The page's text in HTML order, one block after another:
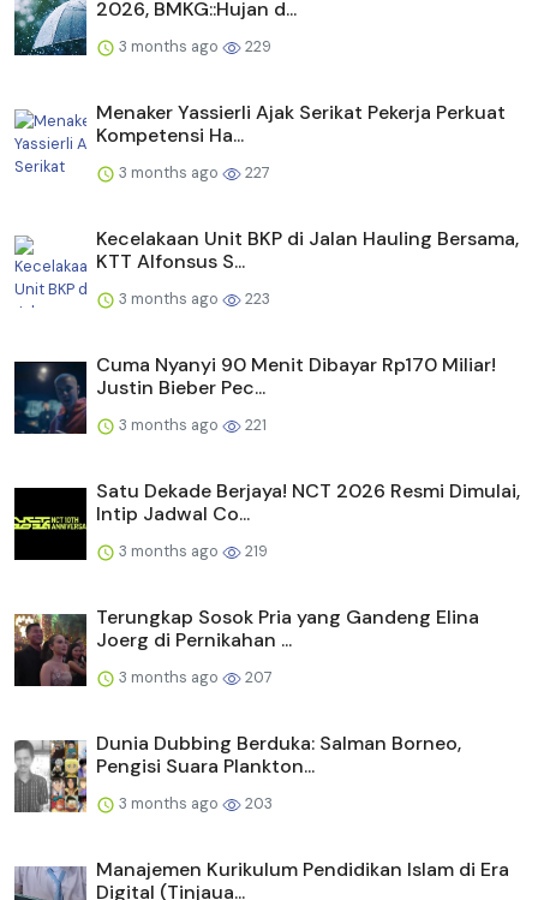
2026, BMKG::Hujan d...
3 months ago 229
Menaker Yassierli Ajak Serikat Pekerja Perkuat
Kompetensi Ha...
3 months ago 227
Kecelakaan Unit BKP di Jalan Hauling Bersama,
KTT Alfonsus S...
3 months ago 223
Cuma Nyanyi 90 Menit Dibayar Rp170 Miliar!
Justin Bieber Pec...
3 months ago 221
Satu Dekade Berjaya! NCT 2026 Resmi Dimulai,
Intip Jadwal Co...
3 months ago 219
Terungkap Sosok Pria yang Gandeng Elina
Joerg di Pernikahan ...
3 months ago 207
Dunia Dubbing Berduka: Salman Borneo,
Pengisi Suara Plankton...
3 months ago 203
Manajemen Kurikulum Pendidikan Islam di Era
Digital (Tinjaua...